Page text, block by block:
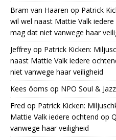
Bram van Haaren op Patrick
wil wel naast Mattie Valk
mag dat niet vanwege haar
Jeffrey op Patrick Kicken:
naast Mattie Valk iedere
niet vanwege haar veiligheid
Kees öoms op NPO Soul &
Fred op Patrick Kicken:
Mattie Valk iedere ochtend op
vanwege haar veiligheid